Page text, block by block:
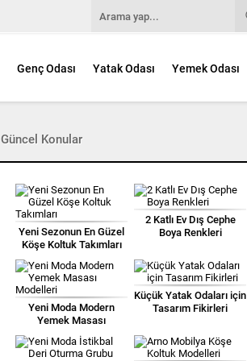
Genç Odası Yatak Odası Yemek Odası
Güncel Konular
Yeni Sezonun En Güzel
Köşe Koltuk Takımları
2 Katlı Ev Dış Cephe
Boya Renkleri
Yeni Moda Modern
Yemek Masası
Modelleri
Küçük Yatak Odaları için
Tasarım Fikirleri